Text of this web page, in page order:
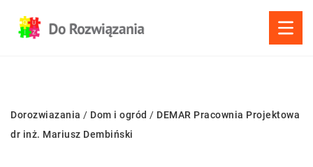
Dorozwiazania / Dom i ogród / DEMAR Pracownia Projektowa
dr inż. Mariusz Dembiński